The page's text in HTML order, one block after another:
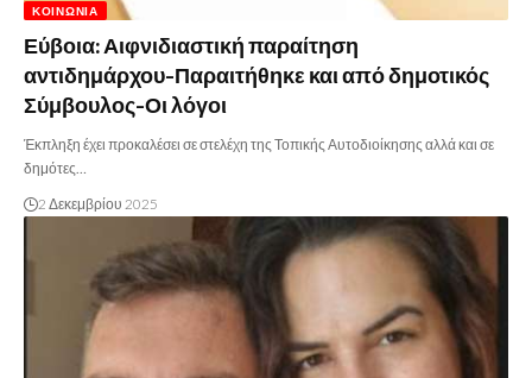
ΚΟΙΝΩΝΊΑ
Εύβοια: Αιφνιδιαστική παραίτηση
αντιδημάρχου-Παραιτήθηκε και από δημοτικός
Σύμβουλος-Οι λόγοι
Έκπληξη έχει προκαλέσει σε στελέχη της Τοπικής Αυτοδιοίκησης αλλά και σε
δημότες…
2 Δεκεμβρίου 2025